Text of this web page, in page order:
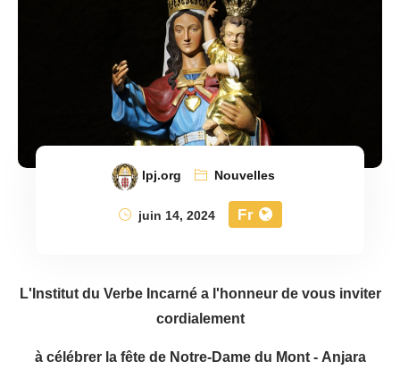
lpj.org
Nouvelles
juin 14, 2024
Fr
L'Institut du Verbe Incarné a l'honneur de vous inviter
cordialement
à célébrer la fête de Notre-Dame du Mont - Anjara